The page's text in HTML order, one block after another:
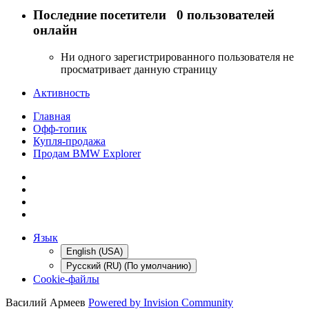
Последние посетители 0 пользователей
онлайн
Ни одного зарегистрированного пользователя не
просматривает данную страницу
Активность
Главная
Офф-топик
Купля-продажа
Продам BMW Explorer
Язык
English (USA)
Русский (RU) (По умолчанию)
Cookie-файлы
Василий Армеев Powered by Invision Community